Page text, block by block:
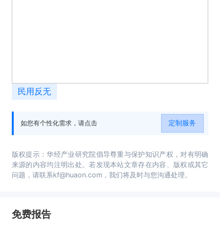
民用反无
如您有个性化需求，请点击 定制服务
版权提示：华经产业研究院倡导尊重与保护知识产权，对有明确
来源的内容均注明出处。若发现本站文章存在内容、版权或其它
问题，请联系kf@huaon.com，我们将及时与您沟通处理。
免费报告